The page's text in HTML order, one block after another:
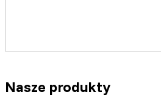
Nasze produkty